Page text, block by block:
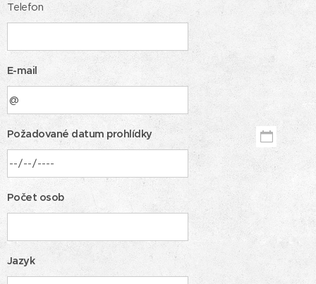
Telefon
E-mail
Požadované datum prohlídky
Počet osob
Jazyk